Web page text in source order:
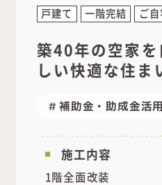
戸建て 一階完結 ご
築40年の空家
しい快適な住ま
補助金・助成金活用
施工内容
1階全面改装